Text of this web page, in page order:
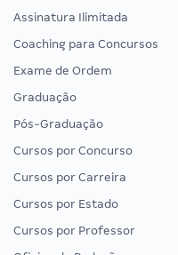
Assinatura Ilimitada
Coaching para Concursos
Exame de Ordem
Graduação
Pós-Graduação
Cursos por Concurso
Cursos por Carreira
Cursos por Estado
Cursos por Professor